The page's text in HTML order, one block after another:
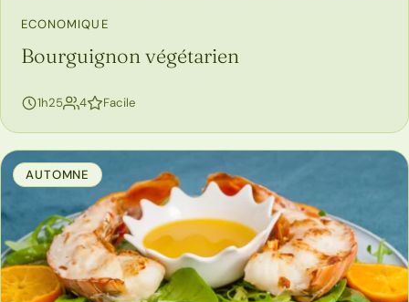
ECONOMIQUE
Bourguignon végétarien
1h25 4personnes
Facile
AUTOMNE